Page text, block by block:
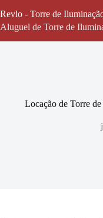
para
o
Revlo - Torre de
Aluguel de Torre de
Locação de Torre